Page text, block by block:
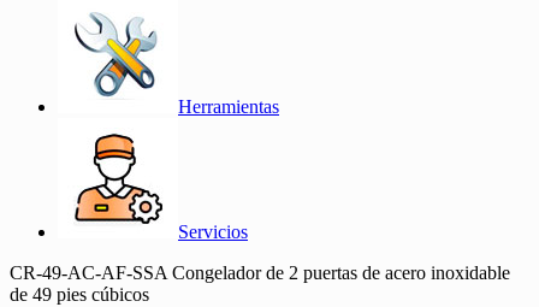
Herramientas
Servicios
CR-49-AC-AF-SSA Congelador de 2 puertas de acero inoxidable
de 49 pies cúbicos